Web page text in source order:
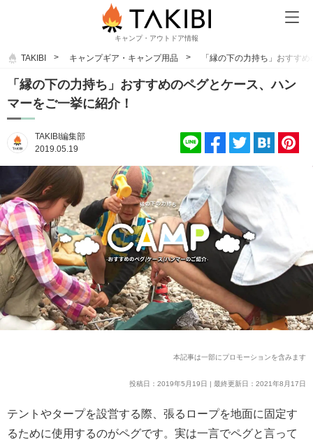
キャンプ・アウトドア情報
TAKIBI キャンプギア・キャンプ用品 「縁の下の力持ち」おすす
「縁の下の力持ち」おすすめのペグとケース、ハン
マーをご一挙に紹介！
TAKIBI編集部
2019.05.19
本記事は一部にプロモーションを含みます
投稿日：2019年5月19日 | 最終更新日：2021年8月17日
テントやタープを設営する際、張るロープを地面に固定す
るために使用するのがペグです。実は一言でペグと言って